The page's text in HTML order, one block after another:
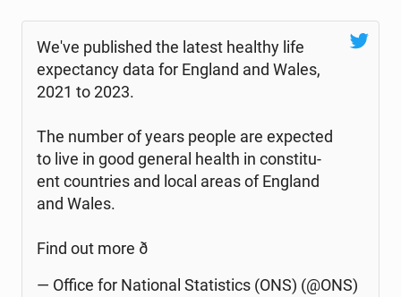
We've pu­bli­shed the latest healthy life
expec­tan­cy data for England and Wales,
2021 to 2023.
The number of years people are expec­ted
to live in good general health in con­sti­tu­
ent co­un­tries and local areas of England
and Wales.
Find out more ð
— Office for Na­tio­nal Sta­ti­stics (ONS) (@ONS)